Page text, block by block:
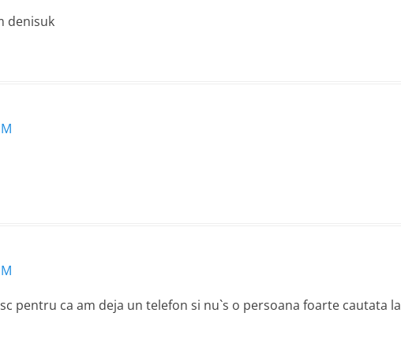
denisuk
pentru ca am deja un telefon si nu`s o persoana foarte cautata la